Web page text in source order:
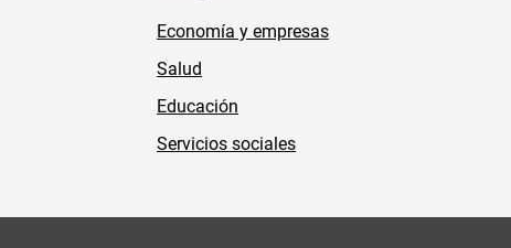
Economía y empresas
Salud
Educación
Servicios sociales